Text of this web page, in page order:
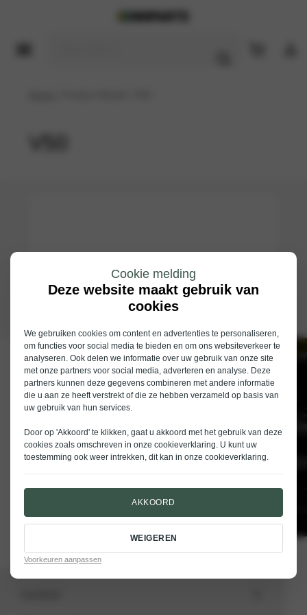
Cookie melding
Deze website maakt gebruik van
cookies
We gebruiken cookies om content en advertenties te personaliseren,
om functies voor social media te bieden en om ons websiteverkeer te
analyseren. Ook delen we informatie over uw gebruik van onze site
met onze partners voor social media, adverteren en analyse. Deze
partners kunnen deze gegevens combineren met andere informatie
die u aan ze heeft verstrekt of die ze hebben verzameld op basis van
uw gebruik van hun services.
Door op 'Akkoord' te klikken, gaat u akkoord met het gebruik van deze
cookies zoals omschreven in onze cookieverklaring. U kunt uw
toestemming ook weer intrekken, dit kan in onze cookieverklaring.
AKKOORD
WEIGEREN
Voorkeuren aanpassen
Schrijf je in voor de nieuwsbrief van
Nieuwenhuijse
E-mailadres
VERSTUREN